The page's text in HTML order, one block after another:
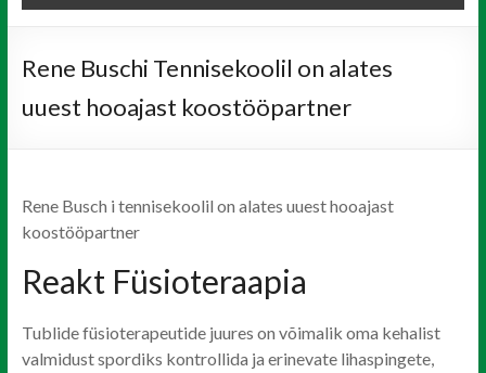
Rene Buschi Tennisekoolil on alates
uuest hooajast koostööpartner
Rene Busch i tennisekoolil on alates uuest hooajast
koostööpartner
Reakt Füsioteraapia
Tublide füsioterapeutide juures on võimalik oma kehalist
valmidust spordiks kontrollida ja erinevate lihaspingete,